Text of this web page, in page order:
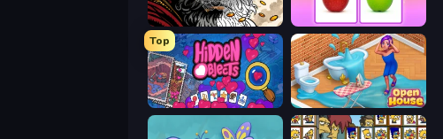
Color Tap: Coloring by Numbers What's The Difference?
Top
Hidden Objects Open House